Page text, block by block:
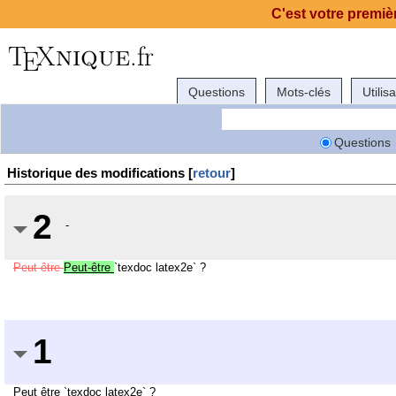
Questions Mots-clés
Questions
Historique des modifications [retour]
2 -
Peut êtrePeut-être `texdoc latex2e` ?
1
Peut être `texdoc latex2e` ?
C'est votre